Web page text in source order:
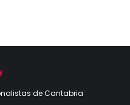
de Cantabria